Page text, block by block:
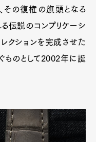
その復権の旗頭となる
る伝説のコンプリケーシ
クションを完成させた
ものとして2002年に誕